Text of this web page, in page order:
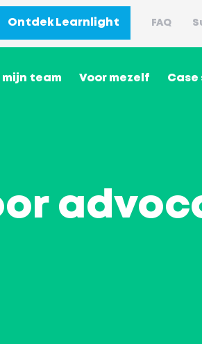
Ontdek Learnlight FAQ
mijn team Voor mezelf Case